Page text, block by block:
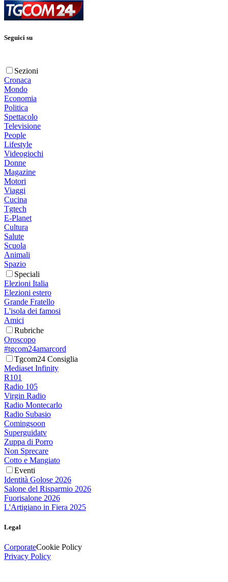
Seguici su
Sezioni
Cronaca
Mondo
Economia
Politica
Spettacolo
Televisione
People
Lifestyle
Videogiochi
Donne
Magazine
Motori
Viaggi
Cucina
Tgtech
E-Planet
Cultura
Salute
Scuola
Animali
Spazio
Speciali
Elezioni Italia
Elezioni estero
Grande Fratello
L'isola dei famosi
Amici
Rubriche
Oroscopo
#tgcom24amarcord
Tgcom24 Consiglia
Mediaset Infinity
R101
Radio 105
Virgin Radio
Radio Montecarlo
Radio Subasio
Comingsoon
Superguidatv
Zuppa di Porro
Non Sprecare
Cotto e Mangiato
Eventi
Identità Golose 2026
Salone del Risparmio 2026
Fuorisalone 2026
L'Artigiano in Fiera 2025
Legal
CorporateCookie Policy
Privacy Policy